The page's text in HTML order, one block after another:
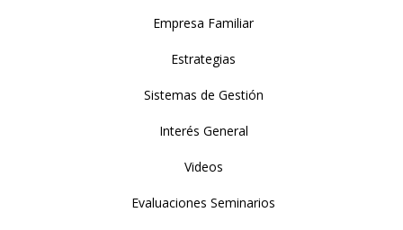
Empresa Familiar
Estrategias
Sistemas de Gestión
Interés General
Videos
Evaluaciones Seminarios